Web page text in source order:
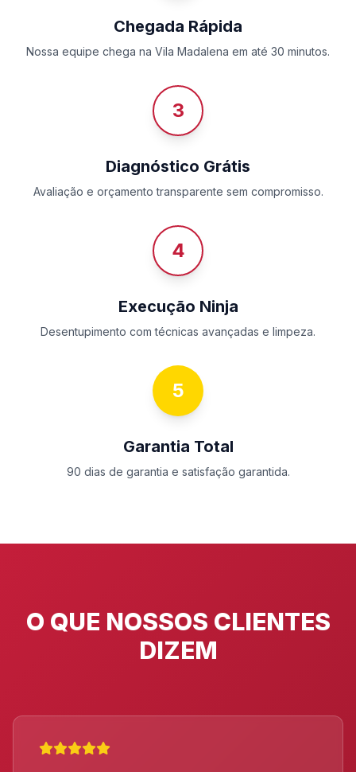
Chegada Rápida
Nossa equipe chega na Vila Madalena em até 30 minutos.
3
Diagnóstico Grátis
Avaliação e orçamento transparente sem compromisso.
4
Execução Ninja
Desentupimento com técnicas avançadas e limpeza.
5
Garantia Total
90 dias de garantia e satisfação garantida.
O QUE NOSSOS CLIENTES
DIZEM